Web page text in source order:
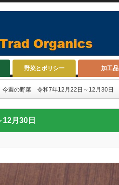
野菜とポリシー 加工品
今週の野菜 令和7年12月22日～12月30日
月30日